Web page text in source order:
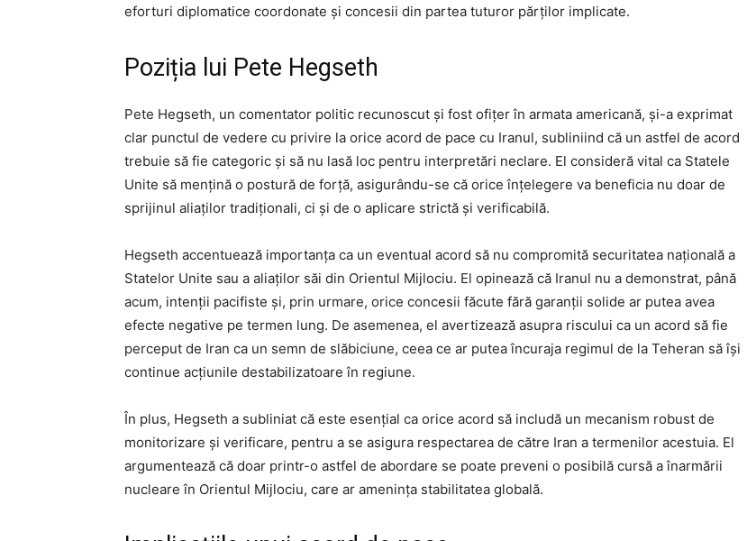
eforturi diplomatice coordonate și concesii din partea tuturor părților implicate.
Poziția lui Pete Hegseth
Pete Hegseth, un comentator politic recunoscut și fost ofițer în armata americană, și-a exprimat
clar punctul de vedere cu privire la orice acord de pace cu Iranul, subliniind că un astfel de acord
trebuie să fie categoric și să nu lasă loc pentru interpretări neclare. El consideră vital ca Statele
Unite să mențină o postură de forță, asigurându-se că orice înțelegere va beneficia nu doar de
sprijinul aliaților tradiționali, ci și de o aplicare strictă și verificabilă.
Hegseth accentuează importanța ca un eventual acord să nu compromită securitatea națională a
Statelor Unite sau a aliaților săi din Orientul Mijlociu. El opinează că Iranul nu a demonstrat, până
acum, intenții pacifiste și, prin urmare, orice concesii făcute fără garanții solide ar putea avea
efecte negative pe termen lung. De asemenea, el avertizează asupra riscului ca un acord să fie
perceput de Iran ca un semn de slăbiciune, ceea ce ar putea încuraja regimul de la Teheran să își
continue acțiunile destabilizatoare în regiune.
În plus, Hegseth a subliniat că este esențial ca orice acord să includă un mecanism robust de
monitorizare și verificare, pentru a se asigura respectarea de către Iran a termenilor acestuia. El
argumentează că doar printr-o astfel de abordare se poate preveni o posibilă cursă a înarmării
nucleare în Orientul Mijlociu, care ar amenința stabilitatea globală.